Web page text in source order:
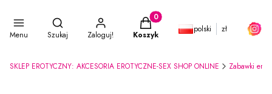
Menu
Otwórz wyszukiwarkę
Szukaj Zaloguj!
Produkty w koszyku: 0. Zobacz
Koszyk
polski zł
SKLEP EROTYCZNY: AKCESORIA EROTYCZNE-SEX SHOP ONLINE Zabawki